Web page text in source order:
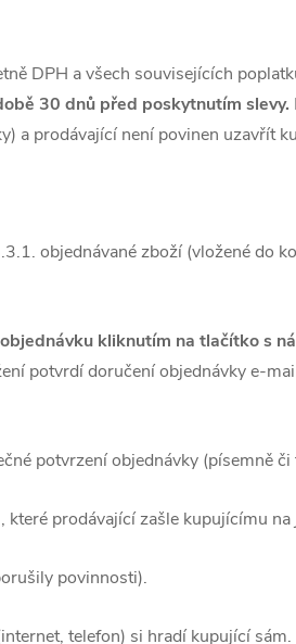
DPH a všech souvisejících
30 dnů před poskytnutím slevy.
a prodávající není povinen uzavřít
objednávané zboží (vložené do
kliknutím na tlačítko s
potvrdí doručení objednávky e-
potvrzení objednávky (písemně
, které prodávající zašle kupujícímu
povinnosti).
telefon) si hradí kupující sám.